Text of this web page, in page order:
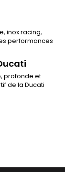
inox racing,
performances
profonde et
de la Ducati